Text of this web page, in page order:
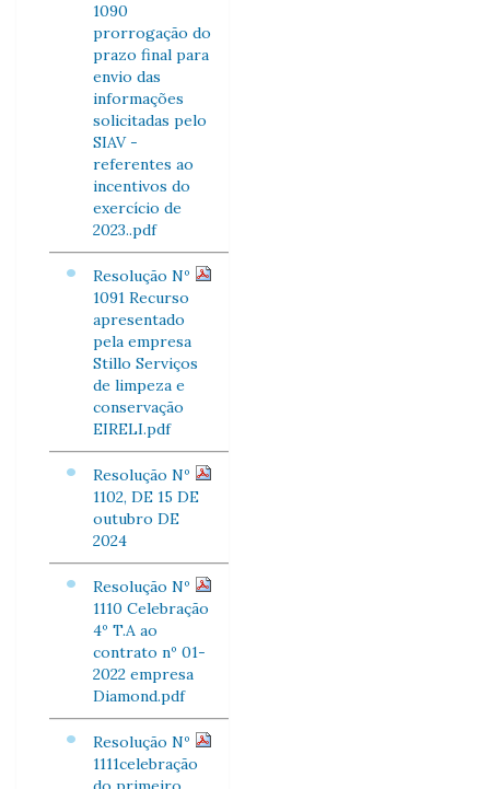
1090
prorrogação do
prazo final para
envio das
informações
solicitadas pelo
SIAV -
referentes ao
incentivos do
exercício de
2023..pdf
Resolução Nº
1091 Recurso
apresentado
pela empresa
Stillo Serviços
de limpeza e
conservação
EIRELI.pdf
Resolução Nº
1102, DE 15 DE
outubro DE
2024
Resolução Nº
1110 Celebração
4º T.A ao
contrato nº 01-
2022 empresa
Diamond.pdf
Resolução Nº
1111celebração